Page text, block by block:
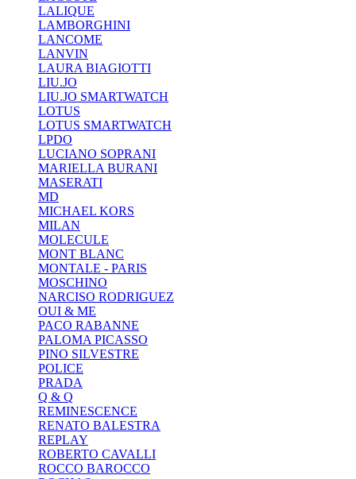
LALIQUE
LAMBORGHINI
LANCOME
LANVIN
LAURA BIAGIOTTI
LIU.JO
LIU.JO SMARTWATCH
LOTUS
LOTUS SMARTWATCH
LPDO
LUCIANO SOPRANI
MARIELLA BURANI
MASERATI
MD
MICHAEL KORS
MILAN
MOLECULE
MONT BLANC
MONTALE - PARIS
MOSCHINO
NARCISO RODRIGUEZ
OUI & ME
PACO RABANNE
PALOMA PICASSO
PINO SILVESTRE
POLICE
PRADA
Q & Q
REMINESCENCE
RENATO BALESTRA
REPLAY
ROBERTO CAVALLI
ROCCO BAROCCO